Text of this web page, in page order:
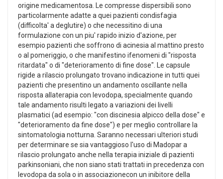
origine medicamentosa. Le compresse dispersibili sono
particolarmente adatte a quei pazienti condisfagia
(difficolta' a deglutire) o che necessitino di una
formulazione con un piu' rapido inizio d'azione, per
esempio pazienti che soffrono di acinesia al mattino presto
o al pomeriggio, o che manifestino ifenomeni di "risposta
ritardata" o di "deterioramento di fine dose". Le capsule
rigide a rilascio prolungato trovano indicazione in tutti quei
pazienti che presentino un andamento oscillante nella
risposta allaterapia con levodopa, specialmente quando
tale andamento risulti legato a variazioni dei livelli
plasmatici (ad esempio: "con discinesia alpicco della dose" e
"deterioramento da fine dose") e per meglio controllare la
sintomatologia notturna. Saranno necessari ulteriori studi
per determinare se sia vantaggioso l'uso di Madopar a
rilascio prolungato anche nella terapia iniziale di pazienti
parkinsoniani, che non siano stati trattati in precedenza con
levodopa da sola o in associazionecon un inibitore della